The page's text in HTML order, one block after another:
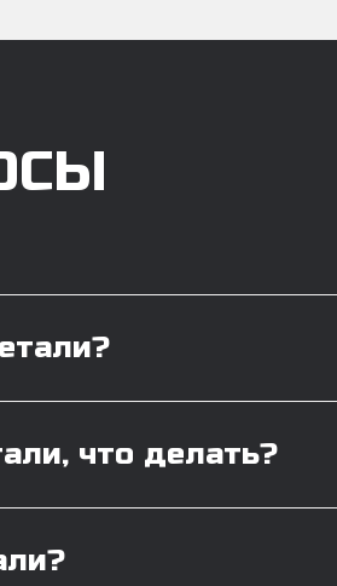
что делать?